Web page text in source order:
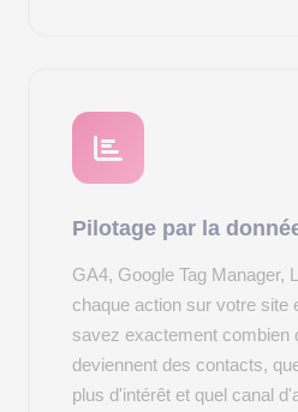
Pilotage par la
GA4, Google Tag Manager,
chaque action sur votre site
savez exactement combien
deviennent des contacts,
plus d'intérêt et quel canal